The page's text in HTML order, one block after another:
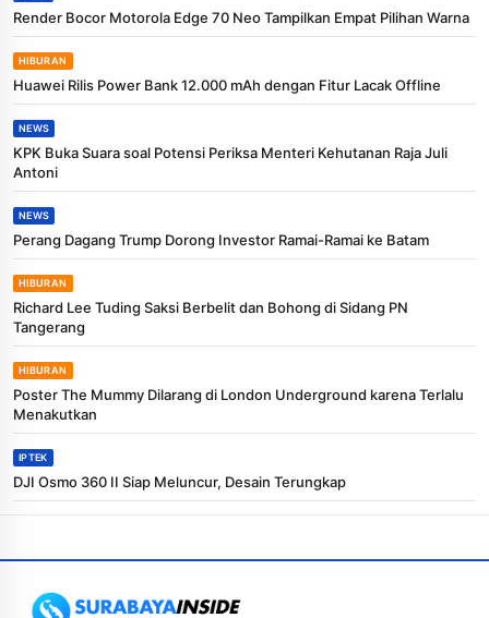
Render Bocor Motorola Edge 70 Neo Tampilkan Empat Pilihan Warna
HIBURAN
Huawei Rilis Power Bank 12.000 mAh dengan Fitur Lacak Offline
NEWS
KPK Buka Suara soal Potensi Periksa Menteri Kehutanan Raja Juli
Antoni
NEWS
Perang Dagang Trump Dorong Investor Ramai-Ramai ke Batam
HIBURAN
Richard Lee Tuding Saksi Berbelit dan Bohong di Sidang PN
Tangerang
HIBURAN
Poster The Mummy Dilarang di London Underground karena Terlalu
Menakutkan
IPTEK
DJI Osmo 360 II Siap Meluncur, Desain Terungkap